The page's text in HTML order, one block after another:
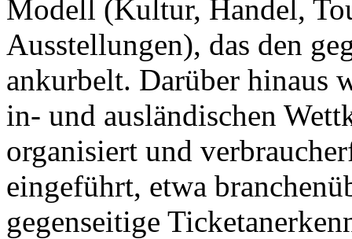
Modell (Kultur, Handel,
Ausstellungen), das den
ankurbelt. Darüber hinaus
in- und ausländischen
organisiert und
eingeführt, etwa
gegenseitige